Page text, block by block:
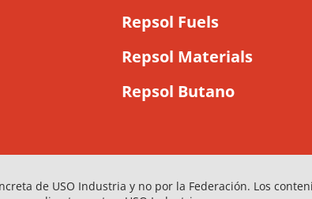
Repsol Fuels
Repsol Materials
Repsol Butano
de USO Industria y no por la Federación. Los